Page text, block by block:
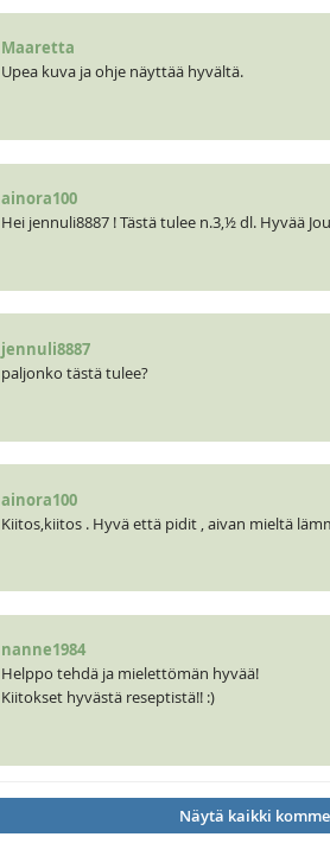
Maaretta
Upea kuva ja ohje näyttää hyvältä.
ainora100
Hei jennuli8887 ! Tästä tulee n.3,½ dl. Hyvää
jennuli8887
paljonko tästä tulee?
ainora100
Kiitos,kiitos . Hyvä että pidit , aivan mieltä
nanne1984
Helppo tehdä ja mielettömän hyvää!
Kiitokset hyvästä reseptistä!! :)
Näytä kaikki